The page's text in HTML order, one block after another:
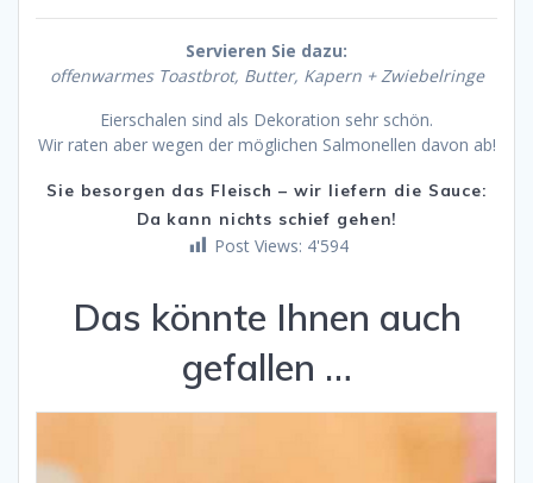
Servieren Sie dazu:
offenwarmes Toastbrot, Butter, Kapern + Zwiebelringe
Eierschalen sind als Dekoration sehr schön.
Wir raten aber wegen der möglichen Salmonellen davon ab!
Sie besorgen das Fleisch – wir liefern die Sauce:
Da kann nichts schief gehen!
Post Views: 4'594
Das könnte Ihnen auch
gefallen …